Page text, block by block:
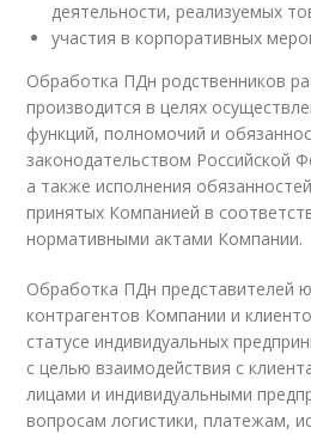
деятельности, реализуемых
участия в корпоративных
Обработка ПДн родственников
производится в целях
функций, полномочий и
законодательством Российской
а также исполнения
принятых Компанией в
нормативными актами Компании.
Обработка ПДн представителей
контрагентов Компании и
статусе индивидуальных
с целью взаимодействия с
лицами и индивидуальными
вопросам логистики, платежам,